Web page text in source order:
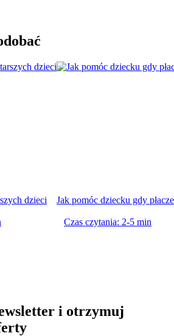
dzieci Jak pomóc dziecku gdy
Czas czytania: 2-5 min
i otrzymuj